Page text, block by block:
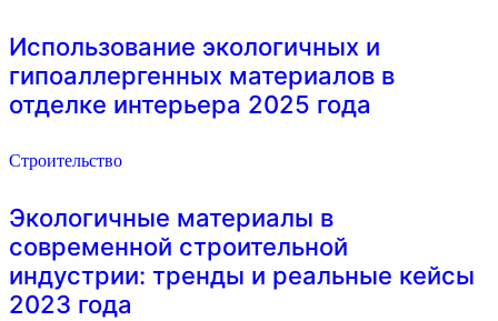
Использование экологичных и
гипоаллергенных материалов в
отделке интерьера 2025 года
Строительство
Экологичные материалы в
современной строительной
индустрии: тренды и реальные кейсы
2023 года